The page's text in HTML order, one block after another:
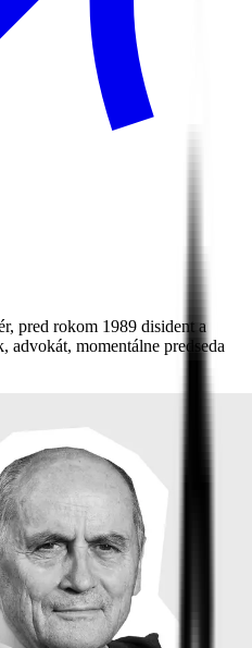
pred rokom 1989 disident a
momentálne predseda